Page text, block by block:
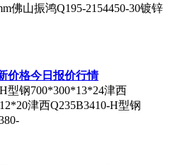
佛山振鸿Q195-2154450-30镀锌
价格今日报价行情
型钢700*300*13*24津西
津西Q235B3410-H型钢